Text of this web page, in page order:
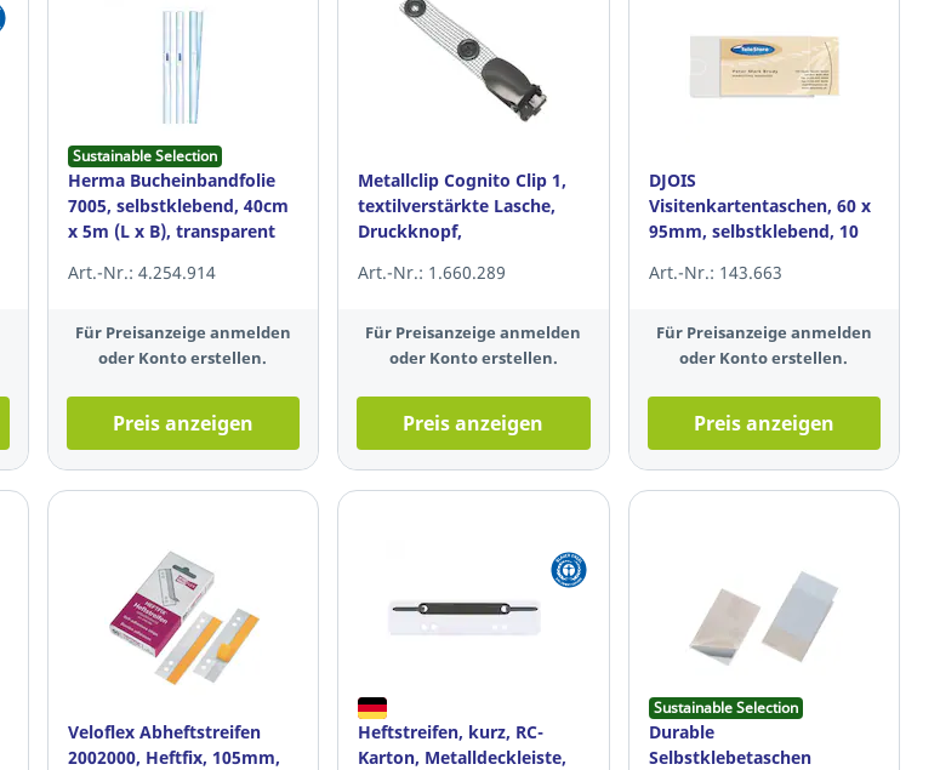
Sustainable Selection
Herma Bucheinbandfolie
7005, selbstklebend, 40cm
x 5m (L x B), transparent
Art.-Nr.: 4.254.914
Für Preisanzeige anmelden
oder Konto erstellen.
Preis anzeigen
Metallclip Cognito Clip 1,
textilverstärkte Lasche,
Druckknopf,
Art.-Nr.: 1.660.289
Für Preisanzeige anmelden
oder Konto erstellen.
Preis anzeigen
DJOIS
Visitenkartentaschen, 60 x
95mm, selbstklebend, 10
Art.-Nr.: 143.663
Für Preisanzeige anmelden
oder Konto erstellen.
Preis anzeigen
Veloflex Abheftstreifen
2002000, Heftfix, 105mm,
Heftstreifen, kurz, RC-
Karton, Metalldeckleiste,
Sustainable Selection
Durable
Selbstklebetaschen